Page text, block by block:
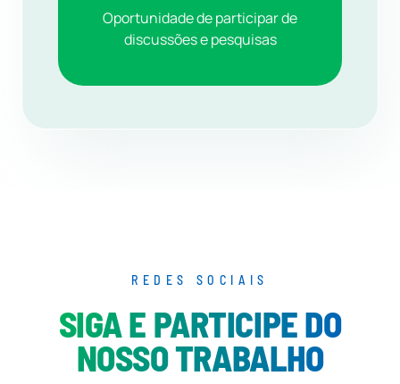
Oportunidade de participar de
discussões e pesquisas
REDES SOCIAIS
SIGA E PARTICIPE DO
NOSSO TRABALHO